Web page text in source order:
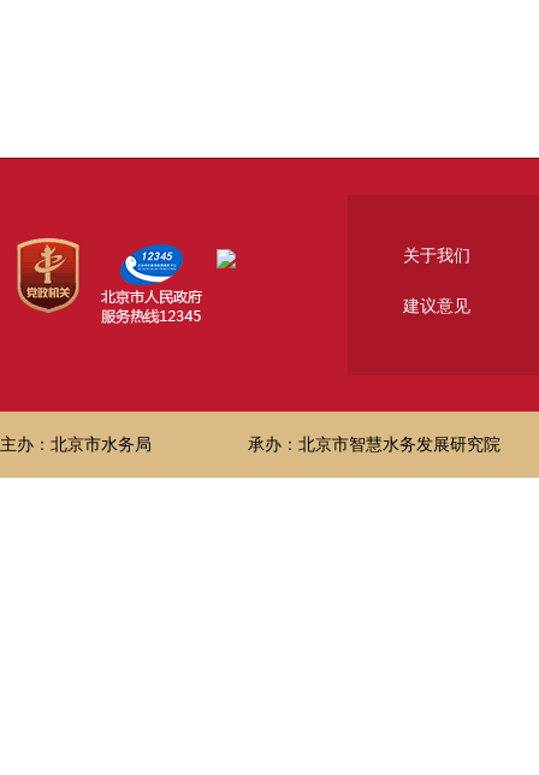
关于我们
建议意见
主办：北京市水务局 承办：北京市智慧水务发展研究院